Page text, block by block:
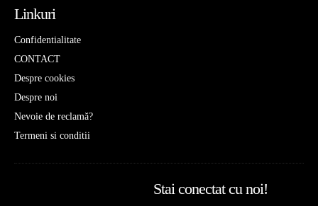
Linkuri
Confidentialitate
CONTACT
Despre cookies
Despre noi
Nevoie de reclamă?
Termeni si conditii
Stai conectat cu noi!